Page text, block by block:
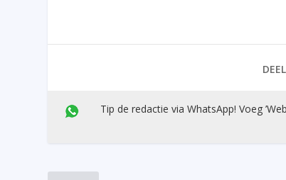
Tip de redactie via WhatsApp! Voeg